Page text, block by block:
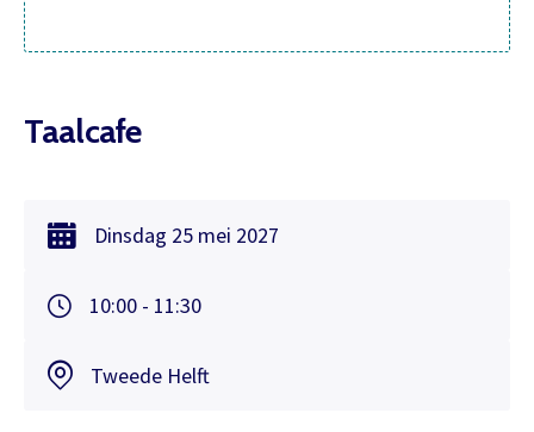
Taalcafe
Dinsdag 25 mei 2027
10:00 - 11:30
Tweede Helft